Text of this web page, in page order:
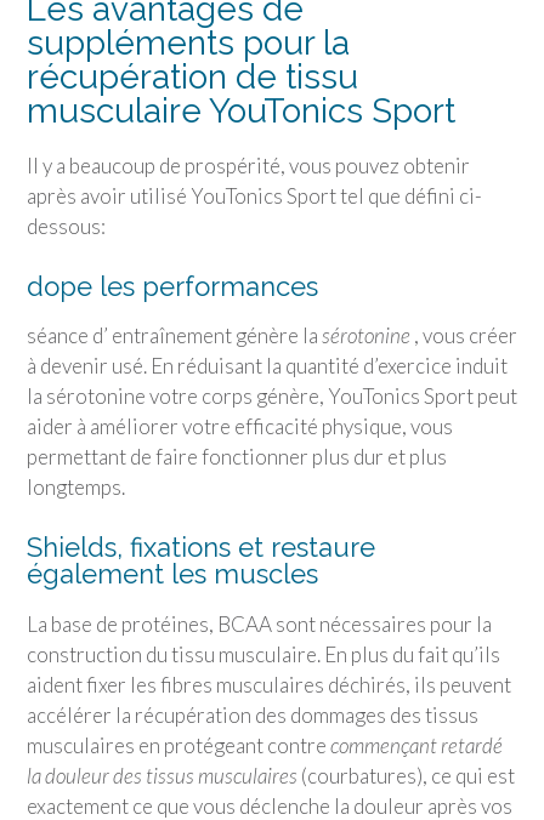
Les avantages de
suppléments pour la
récupération de tissu
musculaire YouTonics Sport
Il y a beaucoup de prospérité, vous pouvez obtenir
après avoir utilisé YouTonics Sporttel que défini ci-
dessous:
dope les performances
séance d’ entraînement génère lasérotonine , vous créer
à devenir usé. En réduisant la quantité d’exercice induit
la sérotonine votre corps génère, YouTonics Sportpeut
aider à améliorer votre efficacité physique, vous
permettant de faire fonctionner plus dur et plus
longtemps.
Shields, fixations et restaure
également les muscles
La base de protéines, BCAA sont nécessaires pour la
construction du tissu musculaire. En plus du fait qu’ils
aident fixer les fibres musculaires déchirés, ils peuvent
accélérer la récupération des dommages des tissus
musculaires en protégeant contrecommençant retardé
la douleur des tissus musculaires (courbatures), ce qui est
exactement ce que vous déclenche la douleur après vos